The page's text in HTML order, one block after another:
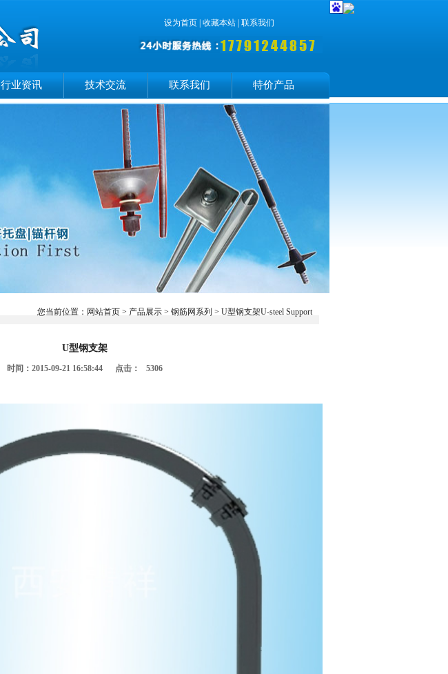
设为首页 收藏本站 联系我们
行业资讯 技术交流 联系我们 特价产品
您当前位置： 网站首页 > 产品展示 > 钢筋网系列 > U型钢支架U-steel Support
U型钢支架
时间：2015-09-21 16:58:44 点击： 5306